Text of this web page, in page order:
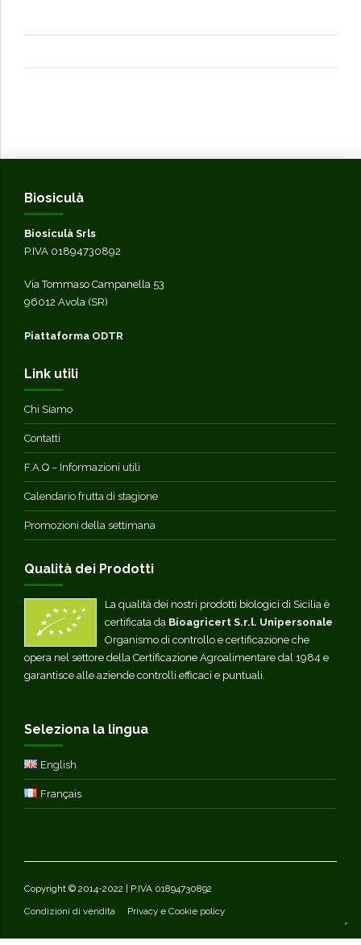
Biosiculà
Biosiculà Srls
P.IVA 01894730892
Via Tommaso Campanella 53
96012 Avola (SR)
Piattaforma ODTR
Link utili
Chi Siamo
Contatti
F.A.Q – Informazioni utili
Calendario frutta di stagione
Promozioni della settimana
Qualità dei Prodotti
La qualità dei nostri prodotti biologici di Sicilia è
certificata da Bioagricert S.r.l. Unipersonale
Organismo di controllo e certificazione che
opera nel settore della Certificazione Agroalimentare dal 1984 e
garantisce alle aziende controlli efficaci e puntuali.
Seleziona la lingua
English
Français
Copyright © 2014-2022 | P.IVA 01894730892
Condizioni di vendita Privacy e Cookie policy